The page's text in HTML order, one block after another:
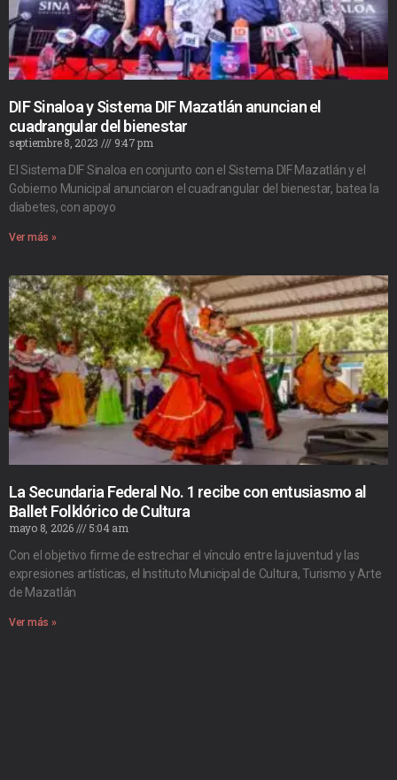
DIF Sinaloa y Sistema DIF Mazatlán anuncian el
cuadrangular del bienestar
septiembre 8, 2023
9:47 pm
El Sistema DIF Sinaloa en conjunto con el Sistema DIF Mazatlán y el
Gobierno Municipal anunciaron el cuadrangular del bienestar, batea la
diabetes, con apoyo
Ver más »
La Secundaria Federal No. 1 recibe con entusiasmo al
Ballet Folklórico de Cultura
mayo 8, 2026
5:04 am
Con el objetivo firme de estrechar el vínculo entre la juventud y las
expresiones artísticas, el Instituto Municipal de Cultura, Turismo y Arte
de Mazatlán
Ver más »